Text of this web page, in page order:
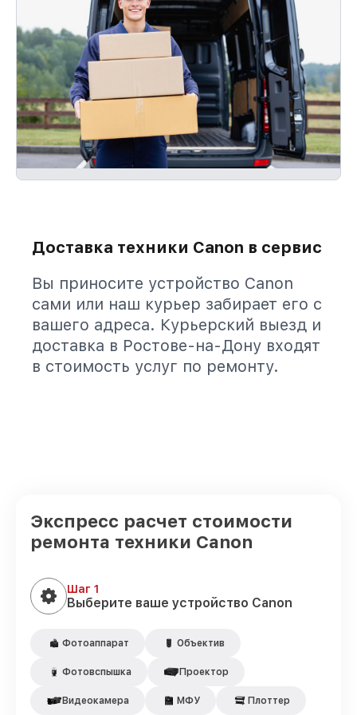
Доставка техники Canon в сервис
Вы приносите устройство Canon
сами или наш курьер забирает его с
вашего адреса. Курьерский выезд и
доставка в Ростове-на-Дону входят
в стоимость услуг по ремонту.
Экспресс расчет стоимости
ремонта техники Canon
Шаг 1
Выберите ваше устройство Canon
Фотоаппарат Объектив
Фотовспышка Проектор
Видеокамера МФУ Плоттер